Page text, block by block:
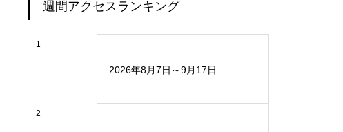
週間アクセスランキング
1
2026年8月7日～9月17日
2